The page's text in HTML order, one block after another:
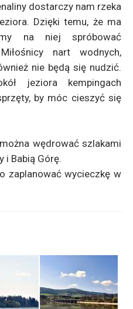
dostarczy nam rzeka
Dzięki temu, że ma
na niej spróbować
nart wodnych,
nie będą się nudzić.
jeziora kempingach
by móc cieszyć się
wędrować szlakami
i Babią Górę.
zaplanować wycieczkę w